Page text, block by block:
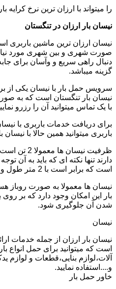
را میتواند با ارزان ترین نرخ کرایه
نیسان بار ارزان در تنگستان
نیسان ارزان ترین ماشین باربری
صورت شهری و بین شهری مورد
دنبال راهی سریع و وآسان برای
گزینه میباشد.
سرویس حمل بار با نیسان یکی از
نیسان بار تنگستان است که به
با یک تماس میتوانید آن را رزرو
برای دریافت خدمات باربری با
باربری میتوانید همین حالا با
ظرفیت نیسان
دارند تنها نکته ای که باید به آن
است که برابر است با 2 متر طول و 1.65 متر عرض.
نیسان ها معمولا به صورت روباز
بار این امکان وجود دارد که بر
شدن آن جلوگیری شود.
نیسان
نیسان بار ارزان از جمله خدمات
است که میتوانید برای حمل انواع
آلات،لوازم بنایی،قطعات و لوازم
و....استفاده نمایید.
خاور حمل بار